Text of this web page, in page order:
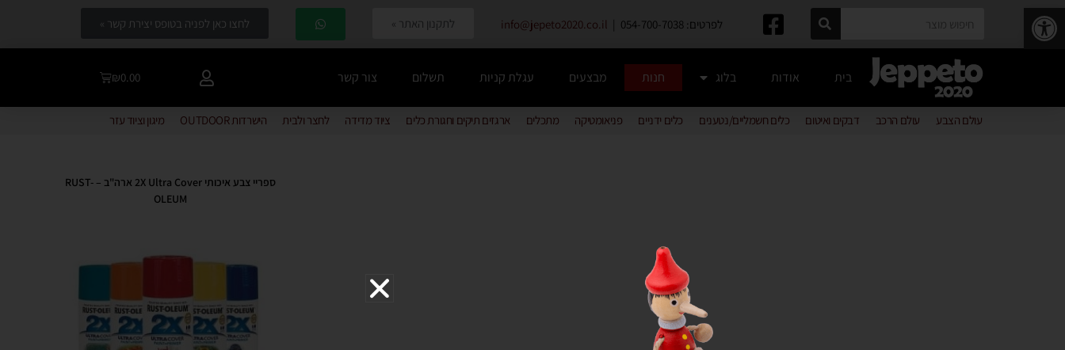
פתח סרגל נגישות לפרטים: 054-700-7038 | info@jepeto2020.co.il לתקנון האתר » לחצו כאן לפניה בטופס יצירת קשר »
בית אודות בלוג חנות מבצעים עגלת קניות תשלום צור קשר ₪0.00
עולם הצבע עולם הרכב דבקים ואיטום כלים חשמליים/נטענים כלים ידניים פניאומטיקה מתכלים ארגזים תיקים וחגורת כלים ציוד מדידה לחצר ולבית הישרדות OUTDOOR מיגון וציוד עזר
ספריי צבע איכותי 2X Ultra Cover ארה"ב – RUST-
OLEUM